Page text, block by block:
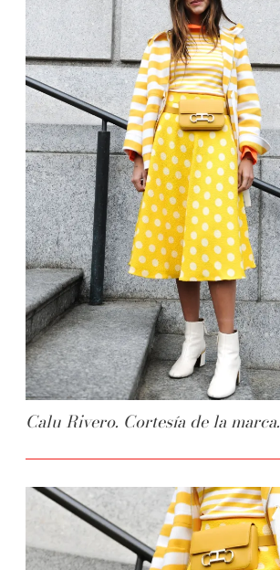
Calu Rivero. Cortesía de la marca.